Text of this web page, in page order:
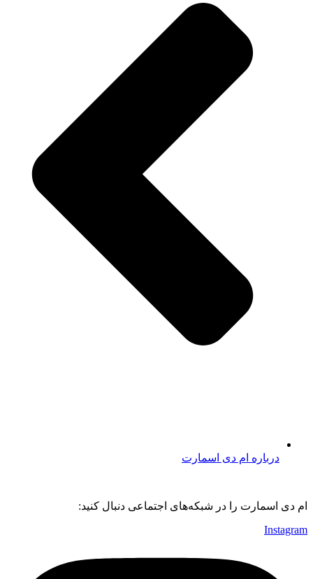
درباره ام دی اسمارت
ام دی اسمارت را در شبکه‌های اجتماعی دنبال کنید:
Instagram